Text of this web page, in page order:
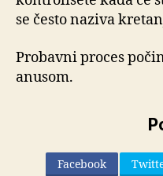
se često naziva
Probavni proces
anusom.
Facebook